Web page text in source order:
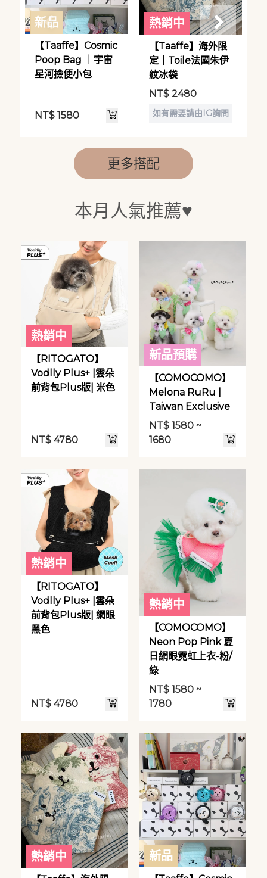
新品
【Taaffe】Cosmic
Poop Bag ｜宇宙
星河撿便小包
NT$ 1580
熱銷中
【Taaffe】海外限
定｜Toile法國朱伊
紋冰袋
NT$ 2480
如有需要請由IG詢問
更多搭配
本月人氣推薦♥️
熱銷中
【RITOGATO】
Vodlly Plus+ |雲朵
前背包Plus版| 米色
NT$ 4780
新品預購
【COMOCOMO】
Melona RuRu |
Taiwan Exclusive
NT$1580 ~
1680
熱銷中
【RITOGATO】
Vodlly Plus+ |雲朵
前背包Plus版| 網眼
黑色
NT$ 4780
熱銷中
【COMOCOMO】
Neon Pop Pink 夏
日網眼霓虹上衣-粉/
綠
NT$1580 ~
1780
熱銷中 新品